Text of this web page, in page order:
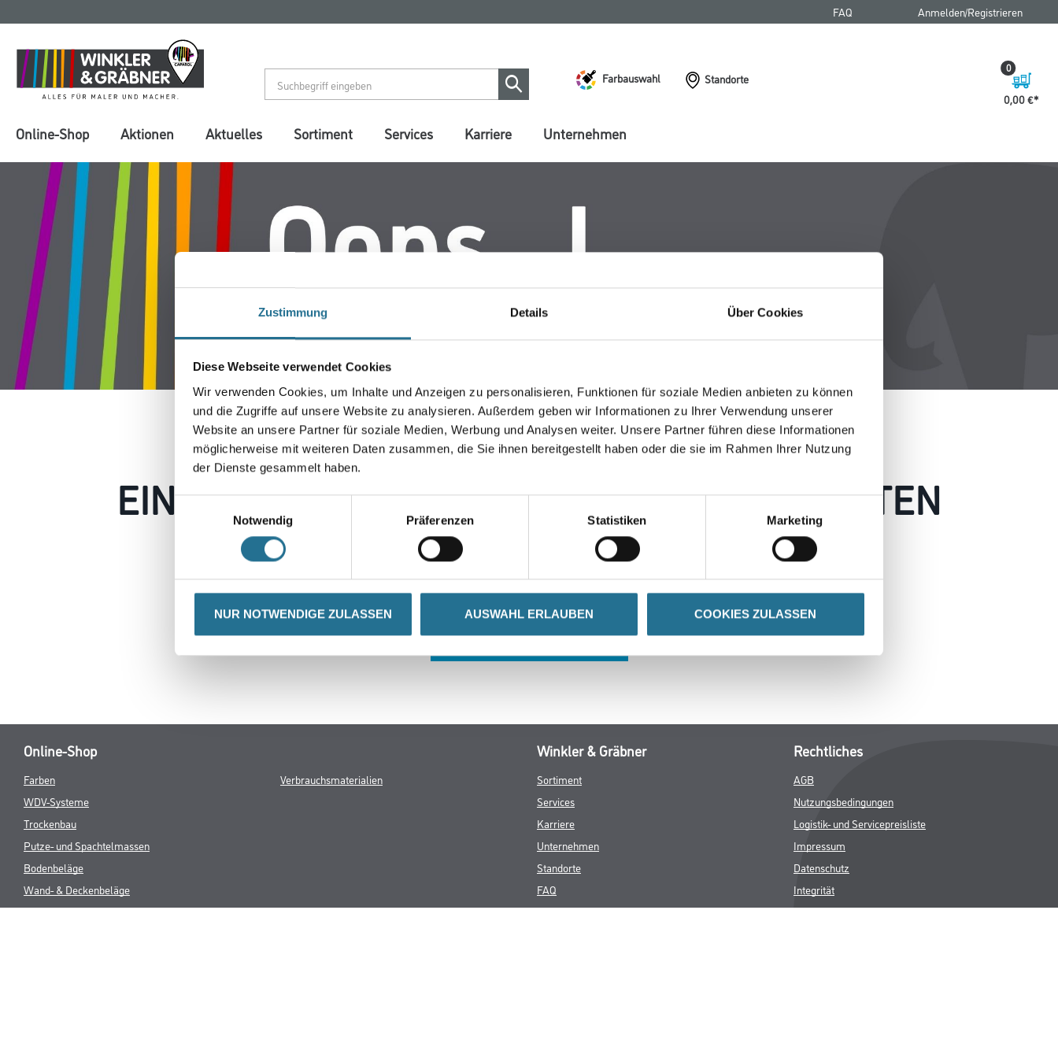
Zustimmung Details Über Cookies
Diese Webseite verwendet Cookies
Wir verwenden Cookies, um Inhalte und Anzeigen zu personalisieren, Funktionen für soziale Medien anbieten zu können
und die Zugriffe auf unsere Website zu analysieren. Außerdem geben wir Informationen zu Ihrer Verwendung unserer
Website an unsere Partner für soziale Medien, Werbung und Analysen weiter. Unsere Partner führen diese Informationen
möglicherweise mit weiteren Daten zusammen, die Sie ihnen bereitgestellt haben oder die sie im Rahmen Ihrer Nutzung
der Dienste gesammelt haben.
Notwendig
Präferenzen Statistiken Marketing
NUR NOTWENDIGE ZULASSEN AUSWAHL ERLAUBEN COOKIES ZULASSEN
springen
springen
FAQ Anmelden/Registrieren
Farbauswahl
Standorte
0,00 €
0
Online-Shop Aktionen Aktuelles Sortiment Services Karriere Unternehmen
EIN KLEINER ZWISCHENFALL IST AUFGETRETEN
Keine Sorge, wir pinseln schon an der Lösung und werden das Problem so schnell wie möglich beheben.
Erkunden Sie in der Zwischenzeit unseren Online-Shop und lassen Sie sich inspirieren.
Online-Shop
Farben
WDV-Systeme
Trockenbau
Putze- und Spachtelmassen
Bodenbeläge
Wand- & Deckenbeläge
Werkzeuge & Maschinen
Verbrauchsmaterialien
Winkler & Gräbner
Sortiment
Services
Karriere
Unternehmen
Standorte
FAQ
Rechtliches
AGB
Nutzungsbedingungen
Logistik- und Servicepreisliste
Impressum
Datenschutz
Integrität
Kontakt